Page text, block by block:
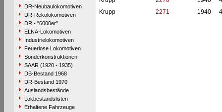
DR-Neubaulokomotiven
DR-Rekolokomotiven
DR - "6000er"
ELNA-Lokomotiven
Industrielokomotiven
Feuerlose Lokomotiven
Sonderkonstruktionen
SAAR (1920 - 1935)
DB-Bestand 1968
DR-Bestand 1970
Auslandsbestände
Lokbestandslisten
Erhaltene Fahrzeuge
Krupp
2271 1940